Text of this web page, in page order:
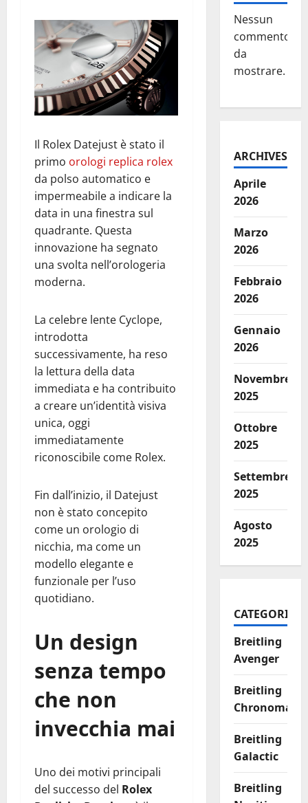
Il Rolex Datejust è stato il
primo orologi replica rolex
da polso automatico e
impermeabile a indicare la
data in una finestra sul
quadrante. Questa
innovazione ha segnato
una svolta nell’orologeria
moderna.
La celebre lente Cyclope,
introdotta
successivamente, ha reso
la lettura della data
immediata e ha contribuito
a creare un’identità visiva
unica, oggi
immediatamente
riconoscibile come Rolex.
Fin dall’inizio, il Datejust
non è stato concepito
come un orologio di
nicchia, ma come un
modello elegante e
funzionale per l’uso
quotidiano.
Un design
senza tempo
che non
invecchia mai
Uno dei motivi principali
del successo del Rolex
Nessun
commento
da
mostrare.
ARCHIVES
Aprile
2026
Marzo
2026
Febbraio
2026
Gennaio
2026
Novembre
2025
Ottobre
2025
Settembre
2025
Agosto
2025
CATEGORIES
Breitling
Avenger
Breitling
Chronomat
Breitling
Galactic
Breitling